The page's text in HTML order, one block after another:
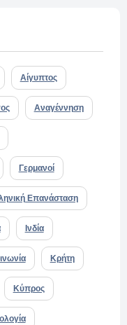
Αίγυπτος
Αναγέννηση
Γερμανοί
Επανάσταση
Ινδία
Κρήτη
Κύπρος